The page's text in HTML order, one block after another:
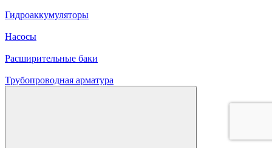
Гидроаккумуляторы
Насосы
Расширительные баки
Трубопроводная арматура